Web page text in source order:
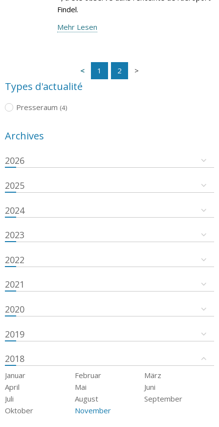
Findel.
Mehr Lesen
1 2
Types d'actualité
Presseraum (4)
Archives
2026
2025
2024
2023
2022
2021
2020
2019
2018
Januar Februar
März
April
Mai
Juni
Juli
August
September
Oktober
November